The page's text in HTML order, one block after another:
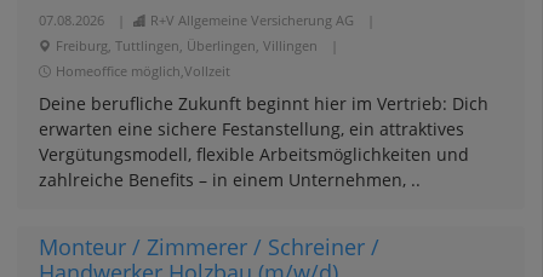
07.08.2026 R+V Allgemeine Versicherung AG
Freiburg, Tuttlingen, Überlingen, Villingen
Homeoffice möglich,Vollzeit
Deine berufliche Zukunft beginnt hier im Vertrieb: Dich
erwarten eine sichere Festanstellung, ein attraktives
Vergütungsmodell, flexible Arbeitsmöglichkeiten und
zahlreiche Benefits – in einem Unternehmen, ..
Monteur / Zimmerer / Schreiner /